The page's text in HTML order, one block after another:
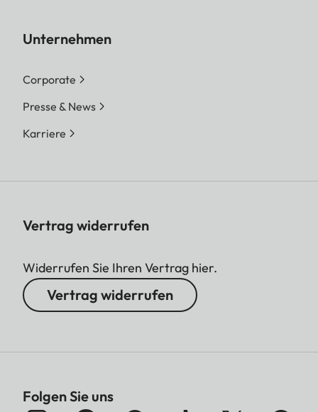
Unternehmen
Corporate
Presse & News
Karriere
Vertrag widerrufen
Widerrufen Sie Ihren Vertrag hier.
Vertrag widerrufen
Folgen Sie uns